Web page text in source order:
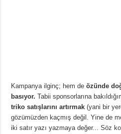
Kampanya ilginç; hem deözünde
basıyor. Tabii sponsorlarına
triko satışlarını artırmak (yani bir
gözümüzden kaçmış değil. Yine de
iki satır yazı yazmaya değer... Söz